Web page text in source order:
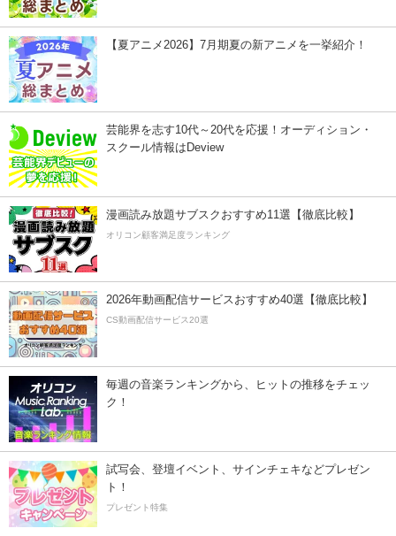
【夏アニメ2026】7月期夏の新アニメを一挙紹介！
芸能界を志す10代～20代を応援！オーディション・
スクール情報はDeview
漫画読み放題サブスクおすすめ11選【徹底比較】
オリコン顧客満足度ランキング
2026年動画配信サービスおすすめ40選【徹底比較】
CS動画配信サービス20選
毎週の音楽ランキングから、ヒットの推移をチェッ
ク！
試写会、登壇イベント、サインチェキなどプレゼン
ト！
プレゼント特集